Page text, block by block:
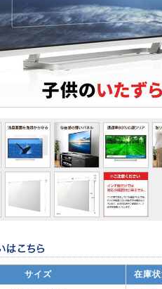
サイズ 在庫